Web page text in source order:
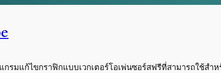
กรมแก้ไขกราฟิกแบบเวกเตอร์โอเพ่นซอร์สฟรีที่สามารถใช้สำ